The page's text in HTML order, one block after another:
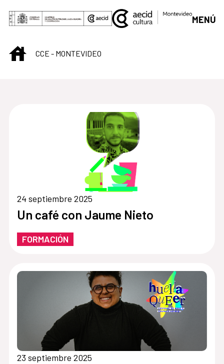
Saltar al contenido principal
MENÚ
INICIOCCE - MONTEVIDEO
24 septiembre 2025
Un café con Jaume Nieto
FORMACIÓN
23 septiembre 2025